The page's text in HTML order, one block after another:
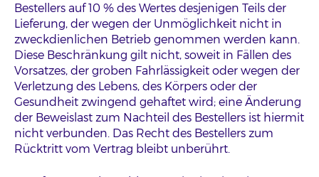
Bestellers auf 10 % des Wertes desjenigen Teils der
Lieferung, der wegen der Unmöglichkeit nicht in
zweckdienlichen Betrieb genommen werden kann.
Diese Beschränkung gilt nicht, soweit in Fällen des
Vorsatzes, der groben Fahrlässigkeit oder wegen der
Verletzung des Lebens, des Körpers oder der
Gesundheit zwingend gehaftet wird; eine Änderung
der Beweislast zum Nachteil des Bestellers ist hiermit
nicht verbunden. Das Recht des Bestellers zum
Rücktritt vom Vertrag bleibt unberührt.